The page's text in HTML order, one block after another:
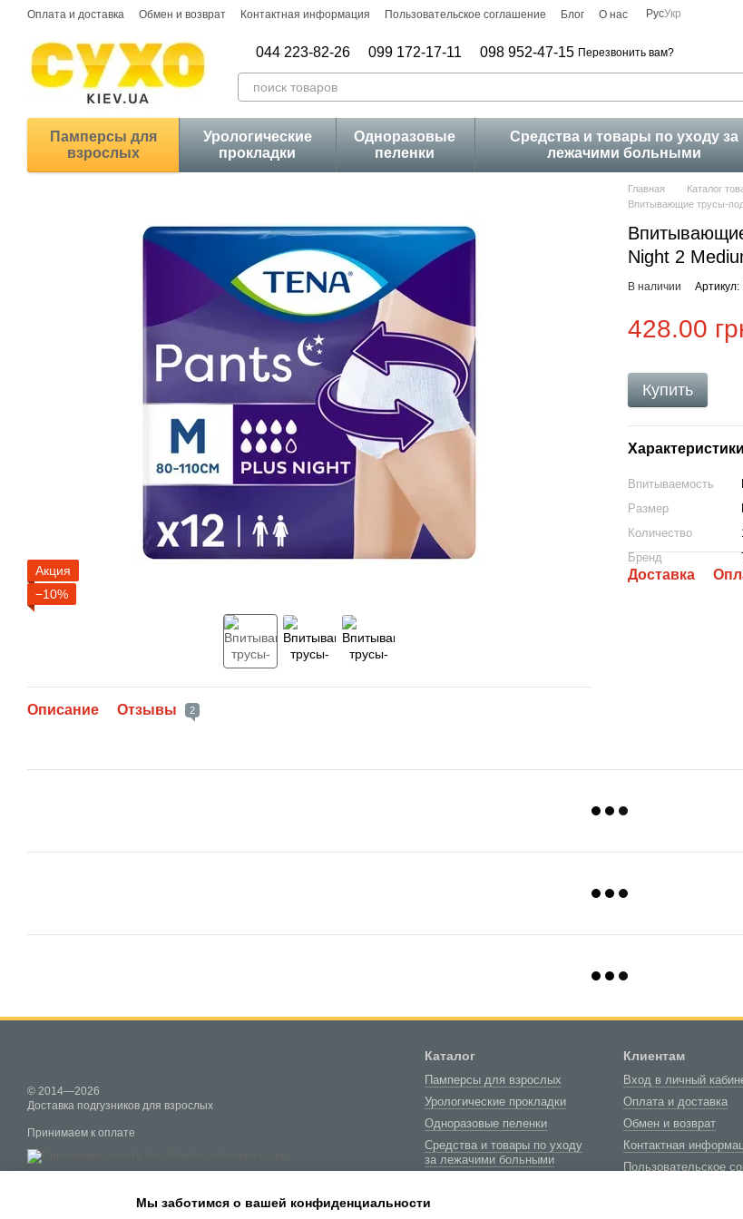
Перейти к основному контенту
Оплата и доставка Обмен и возврат Контактная информация Пользовательское соглашение Блог О нас РусУкр
044 223-82-26 099 172-17-11 098 952-47-15 Перезвонить вам?
Памперсы для
взрослых
Урологические
прокладки
Одноразовые
пеленки
Средства и товары по уходу за
лежачими больными
Акция
−10%
Описание Отзывы 2
Главная Каталог
Впитывающие трусы-
Night 2
В наличии Артикул:
428.00
Купить
Характеристики
Впитываемость
Размер
Количество
Бренд
Доставка
© 2014—2026
Доставка подгузников для взрослых
Принимаем к оплате
Каталог
Памперсы для взрослых
Урологические прокладки
Одноразовые пеленки
Средства и товары по уходу
за лежачими больными
Клиентам
Вход в личный
Оплата и доставка
Обмен и возврат
Контактная
Пользовательское
Мы заботимся о вашей конфиденциальности